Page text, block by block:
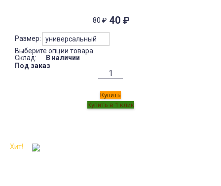
80 ₽ 40 ₽
Размер:
Выберите опции товара
Склад:
В наличии
Под заказ
Купить
Хит!